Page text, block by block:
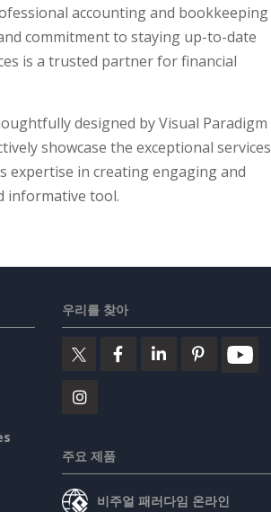
accounting and bookkeeping
commitment to staying up-to-date
is a trusted partner for financial
designed by Visual Paradigm
showcase the exceptional services
expertise in creating engaging and
informative tool.
우리를 찾아
주요 제품
비주얼 패러다임 온라인